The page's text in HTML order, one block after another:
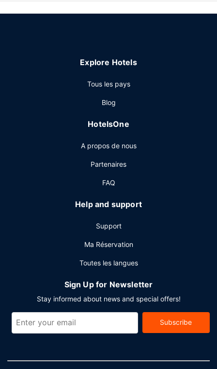
Passez de purs moments de détente dans l'incroyable spa
extérieures, un hammam et un centre de fitness. Parmi les
touristique vous trouvez également l'accès Wi-Fi à Internet
gratuit, un service de conciergerie et un salon de coiffure.
Pendant votre séjour dans ce complexe touristique, vous
sans oublier de profiter du service d'étage (horaires
limités). Détendez-vous devant un verre au bar en bord de
Un petit déjeuner buffet est servi tous les jours de 07 h 30
d'affaires, un service de nettoyage à sec / blanchisserie et
une réception ouverte 24 h/24.
Explore Hotels
Tous les pays
Blog
HotelsOne
A propos de nous
Partenaires
FAQ
Help and support
Support
Ma Réservation
Toutes les langues
Sign Up for Newsletter
Stay informed about news and special offers!
Subscribe